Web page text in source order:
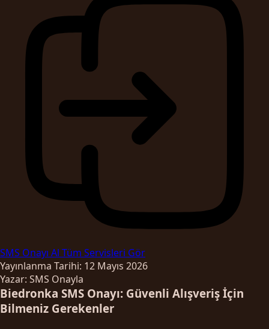
SMS Onayı Al Tüm Servisleri Gör
Yayınlanma Tarihi: 12 Mayıs 2026
Yazar: SMS Onayla
Biedronka SMS Onayı: Güvenli Alışveriş İçin
Bilmeniz Gerekenler